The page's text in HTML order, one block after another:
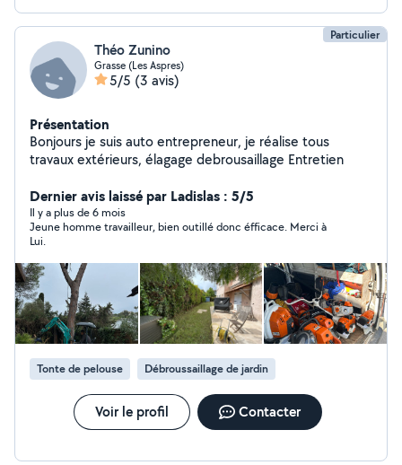
Particulier
Théo Zunino
Grasse (Les Aspres)
5/5 (3 avis)
Présentation
Bonjours je suis auto entrepreneur, je réalise tous
travaux extérieurs, élagage debrousaillage Entretien
Dernier avis laissé par Ladislas : 5/5
Il y a plus de 6 mois
Jeune homme travailleur, bien outillé donc éfficace. Merci à
Lui.
Tonte de pelouse Débroussaillage de jardin
Voir le profil Contacter